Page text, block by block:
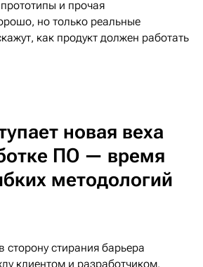
и прочая
но только реальные
как продукт должен работать
новая веха
ПО — время
методологий
сторону стирания барьера
клиентом и разработчиком.